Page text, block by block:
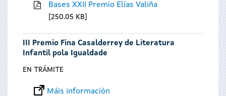
Bases XXII Premio Elías Valiña
250.05 KB
III Premio Fina Casalderrey de Literatura
Infantil pola Igualdade
EN TRÁMITE
Máis información